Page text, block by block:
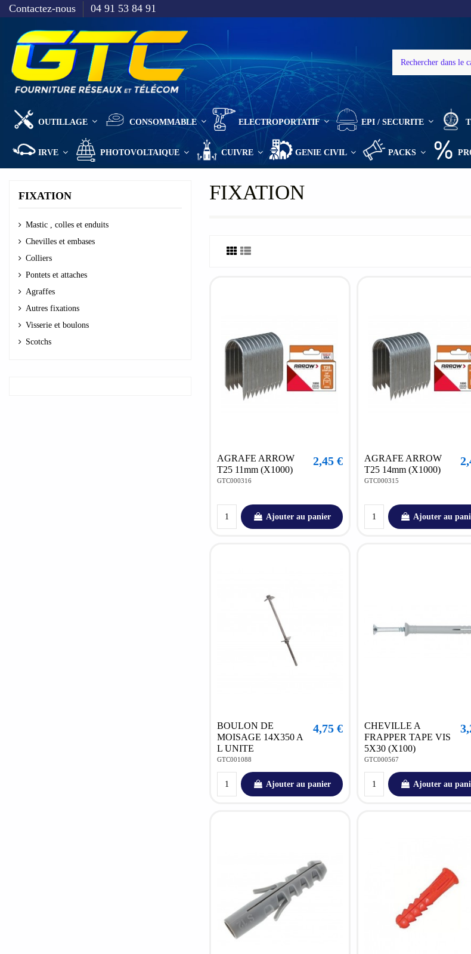
Contactez-nous 04 91 53 84 91
OUTILLAGE CONSOMMABLE ELECTROPORTATIF EPI / SECURITE
IRVE PHOTOVOLTAIQUE CUIVRE GENIE CIVIL PACKS
FIXATION
AGRAFE ARROW
T25 11mm (X1000)
GTC000316
2,45 €
Ajouter au panier
AGRAFE ARROW
T25 14mm (X1000)
GTC000315
Ajouter au
BOULON DE
MOISAGE 14X350 A
L UNITE
GTC001088
4,75 €
Ajouter au panier
CHEVILLE A
FRAPPER TAPE VIS
5X30 (X100)
GTC000567
Ajouter au
FIXATION
Mastic , colles et enduits
Chevilles et embases
Colliers
Pontets et attaches
Agraffes
Autres fixations
Visserie et boulons
Scotchs